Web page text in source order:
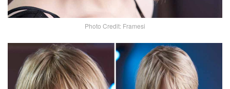
Photo Credit: Framesi